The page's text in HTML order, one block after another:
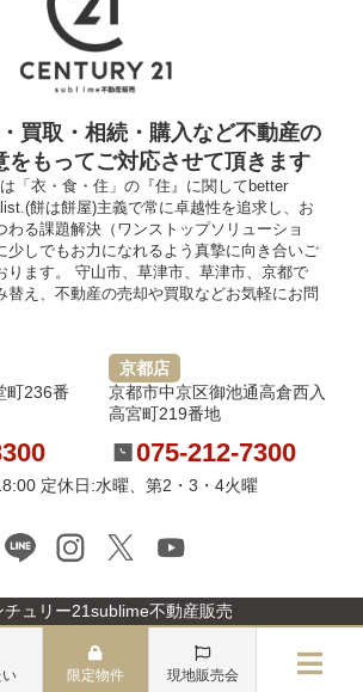
買取・相続・購入など不動産の
をもってご対応させて頂きます
「衣・食・住」の『住』に関してbetter
餅は餅屋)主義で常に卓越性を追求し、お
わる課題解決（ワンストップソリューショ
少しでもお力になれるよう真摯に向き合いご
ります。 守山市、草津市、草津市、京都で
替え、不動産の売却や買取などお気軽にお問
町236番
京都店
京都市中京区御池通高倉西入
高宮町219番地
075-212-7300
定休日:水曜、第2・3・4火曜
ュリー21sublime不動産販売
限定物件 現地販売会